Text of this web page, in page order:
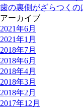
歯の裏側がざらつく
アーカイブ
2021年6月
2021年1月
2018年7月
2018年6月
2018年4月
2018年3月
2018年2月
2017年12月